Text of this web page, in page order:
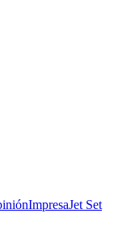
ImpresaJet Set